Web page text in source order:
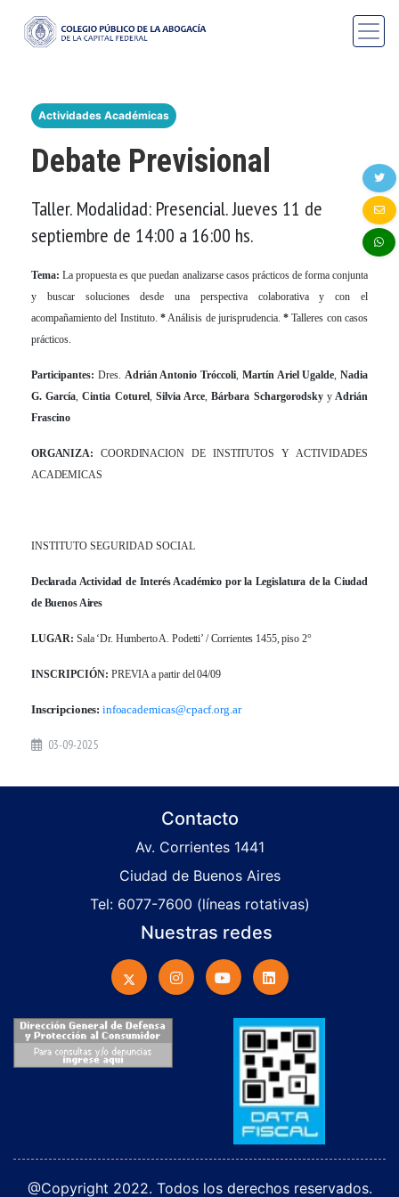
Actividades Académicas
Debate Previsional
Taller. Modalidad: Presencial. Jueves 11 de
septiembre de 14:00 a 16:00 hs.
Tema: La propuesta es que puedan analizarse casos prácticos de forma conjunta
y buscar soluciones desde una perspectiva colaborativa y con el
acompañamiento del Instituto. *Análisis de jurisprudencia.* Talleres con casos
prácticos.
Participantes: Dres. Adrián Antonio Tróccoli, Martín Ariel Ugalde, Nadia
G. García, Cintia Coturel,Silvia Arce, Bárbara Schargorodsky yAdrián
Frascino
ORGANIZA:COORDINACION DE INSTITUTOS Y ACTIVIDADES
ACADEMICAS
INSTITUTO SEGURIDAD SOCIAL
Declarada Actividad de Interés Académico por la Legislatura de la Ciudad
de Buenos Aires
LUGAR: Sala ‘Dr. Humberto A. Podetti’ / Corrientes 1455, piso 2°
INSCRIPCIÓN: PREVIA a partir del 04/09
Inscripciones: infoacademicas@cpacf.org.ar
03-09-2025
Contacto
Av. Corrientes 1441
Ciudad de Buenos Aires
Tel: 6077-7600 (líneas rotativas)
Nuestras redes
@Copyright 2022. Todos los derechos reservados.